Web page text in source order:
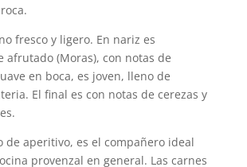
fresco y ligero. En nariz es
afrutado (Moras), con notas de
en boca, es joven, lleno de
El final es con notas de cerezas y
de aperitivo, es el compañero ideal
provenzal en general. Las carnes